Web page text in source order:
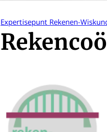
Expertisepunt Rekenen-